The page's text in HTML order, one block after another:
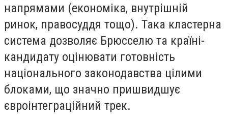
напрямами (економіка, внутрішній
ринок, правосуддя тощо). Така кластерна
система дозволяє Брюсселю та країні-
кандидату оцінювати готовність
національного законодавства цілими
блоками, що значно пришвидшує
євроінтеграційний трек.